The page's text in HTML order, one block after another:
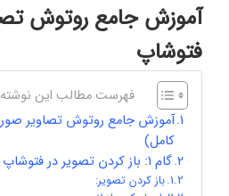
آموزش جامع روتوش
فتوشاپ
فهرست مطالب این نوشته
آموزش جامع روتوش تصاویر
کامل)
گام 1: باز کردن تصویر در فتوشاپ
باز کردن تصویر: